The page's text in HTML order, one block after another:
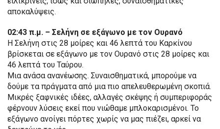
αποκαλύψεις.
02:43 π.μ. – Σελήνη σε εξάγωνο με τον Ουρανό
Η Σελήνη στις 28 μοίρες και 46 λεπτά του Καρκίνου
βρίσκεται σε εξάγωνο με τον Ουρανό στις 28 μοίρες και
46 λεπτά του Ταύρου.
Μια ανάσα ανανέωσης. Συναισθηματικά, μπορούμε να
δούμε τα πράγματα από μια πιο απελευθερωμένη σκοπιά.
Μικρές ξαφνικές ιδέες, αλλαγές σκέψης ή συμπεριφοράς
φέρνουν λύσεις εκεί που νιώθαμε μπλοκαρισμένοι. Το
εξάγωνο ανοίγει πόρτες χωρίς να μας πιέζει, αρκεί να